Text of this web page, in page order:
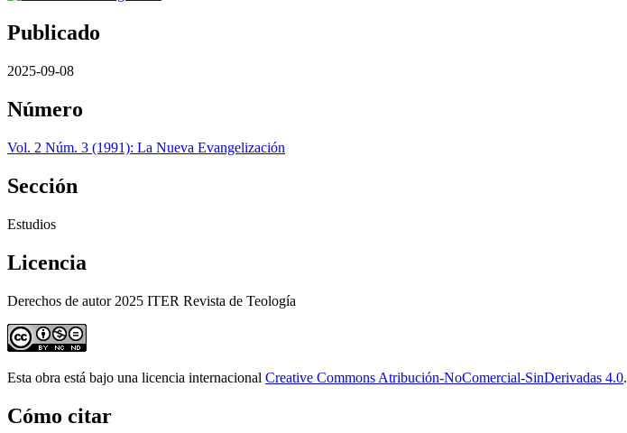
Publicado
2025-09-08
Número
Vol. 2 Núm. 3 (1991): La Nueva Evangelización
Sección
Estudios
Licencia
Derechos de autor 2025 ITER Revista de Teología
Esta obra está bajo una licencia internacional Creative Commons Atribución-NoComercial-SinDerivadas 4.0.
Cómo citar